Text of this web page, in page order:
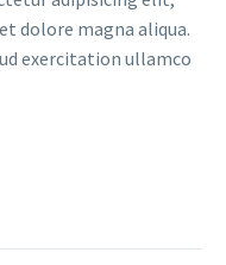
dolore magna aliqua.
exercitation ullamco